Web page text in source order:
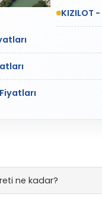
KIZILOT
ne kadar?